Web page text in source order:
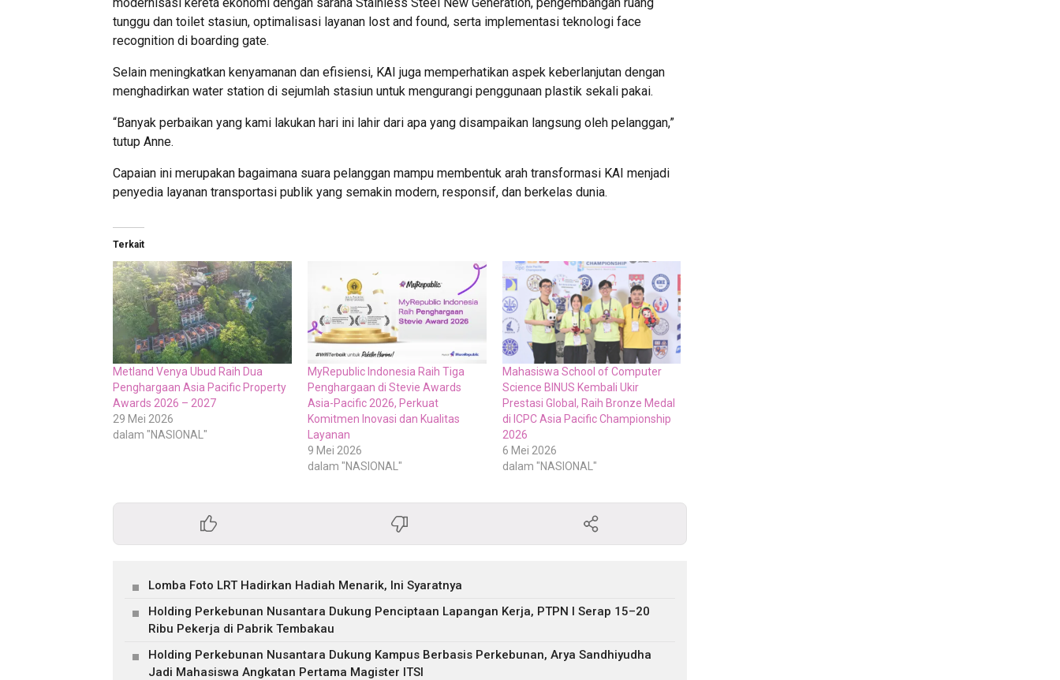
tunggu dan toilet stasiun, optimalisasi layanan lost and found, serta implementasi teknologi face
recognition di boarding gate.
Selain meningkatkan kenyamanan dan efisiensi, KAI juga memperhatikan aspek keberlanjutan dengan
menghadirkan water station di sejumlah stasiun untuk mengurangi penggunaan plastik sekali pakai.
“Banyak perbaikan yang kami lakukan hari ini lahir dari apa yang disampaikan langsung oleh pelanggan,”
tutup Anne.
Capaian ini merupakan bagaimana suara pelanggan mampu membentuk arah transformasi KAI menjadi
penyedia layanan transportasi publik yang semakin modern, responsif, dan berkelas dunia.
Terkait
Metland Venya Ubud Raih Dua
Penghargaan Asia Pacific Property
Awards 2026 – 2027
29 Mei 2026
dalam "NASIONAL"
MyRepublic Indonesia Raih Tiga
Penghargaan di Stevie Awards
Asia-Pacific 2026, Perkuat
Komitmen Inovasi dan Kualitas
Layanan
9 Mei 2026
dalam "NASIONAL"
Mahasiswa School of Computer
Science BINUS Kembali Ukir
Prestasi Global, Raih Bronze Medal
di ICPC Asia Pacific Championship
2026
6 Mei 2026
dalam "NASIONAL"
Lomba Foto LRT Hadirkan Hadiah Menarik, Ini Syaratnya
Holding Perkebunan Nusantara Dukung Penciptaan Lapangan Kerja, PTPN I Serap 15–20
Ribu Pekerja di Pabrik Tembakau
Holding Perkebunan Nusantara Dukung Kampus Berbasis Perkebunan, Arya Sandhiyudha
Jadi Mahasiswa Angkatan Pertama Magister ITSI